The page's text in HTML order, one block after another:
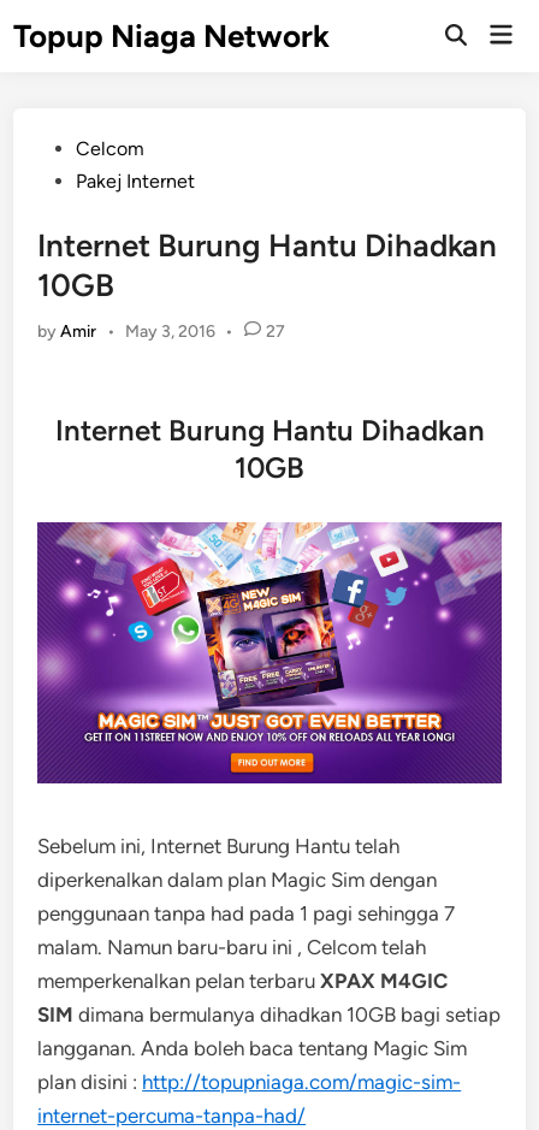
Topup Niaga Network
Open
PostedCelcom
Pakej Internet
Internet Burung Hantu Dihadkan
10GB
byAmir • May 3, 2016 • 27
Internet Burung Hantu Dihadkan
10GB
Sebelum ini, Internet Burung Hantu telah
diperkenalkan dalam plan Magic Sim dengan
penggunaan tanpa had pada 1 pagi sehingga 7
malam. Namun baru-baru ini , Celcom telah
memperkenalkan pelan terbaruXPAX M4GIC
SIMdimana bermulanya dihadkan 10GB bagi setiap
langganan. Anda boleh baca tentang Magic Sim
plan disini : http://topupniaga.com/magic-sim-
internet-percuma-tanpa-had/